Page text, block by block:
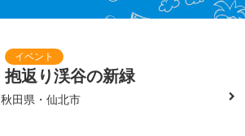
抱返り渓谷の新緑
秋田県・仙北市